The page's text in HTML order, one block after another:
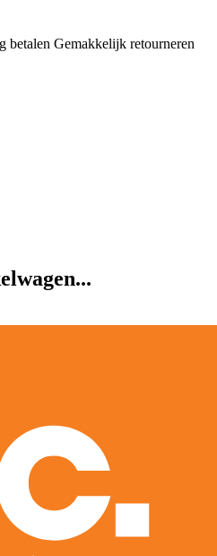
betalen Gemakkelijk retourneren